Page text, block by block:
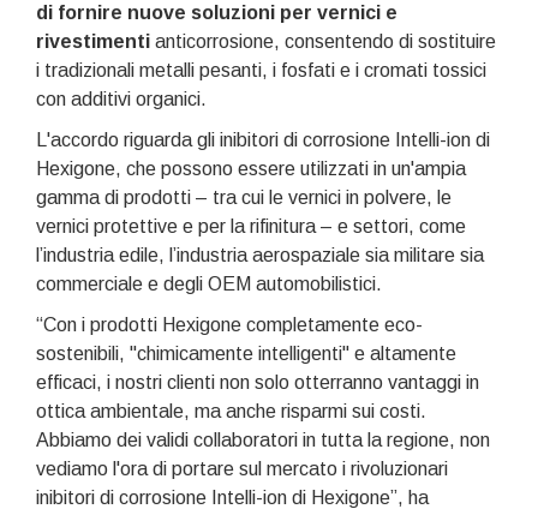
di fornire nuove soluzioni per vernici e
rivestimenti anticorrosione, consentendo di sostituire
i tradizionali metalli pesanti, i fosfati e i cromati tossici
con additivi organici.
L'accordo riguarda gli inibitori di corrosione Intelli-ion di
Hexigone, che possono essere utilizzati in un'ampia
gamma di prodotti – tra cui le vernici in polvere, le
vernici protettive e per la rifinitura – e settori, come
l’industria edile, l’industria aerospaziale sia militare sia
commerciale e degli OEM automobilistici.
“Con i prodotti Hexigone completamente eco-
sostenibili, "chimicamente intelligenti" e altamente
efficaci, i nostri clienti non solo otterranno vantaggi in
ottica ambientale, ma anche risparmi sui costi.
Abbiamo dei validi collaboratori in tutta la regione, non
vediamo l'ora di portare sul mercato i rivoluzionari
inibitori di corrosione Intelli-ion di Hexigone”, ha